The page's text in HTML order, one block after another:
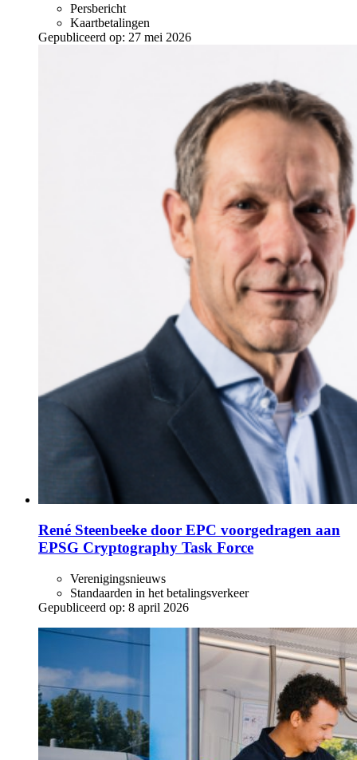
Persbericht
Kaartbetalingen
Gepubliceerd op: 27 mei 2026
René Steenbeeke door EPC voorgedragen aan
EPSG Cryptography Task Force
Verenigingsnieuws
Standaarden in het betalingsverkeer
Gepubliceerd op: 8 april 2026